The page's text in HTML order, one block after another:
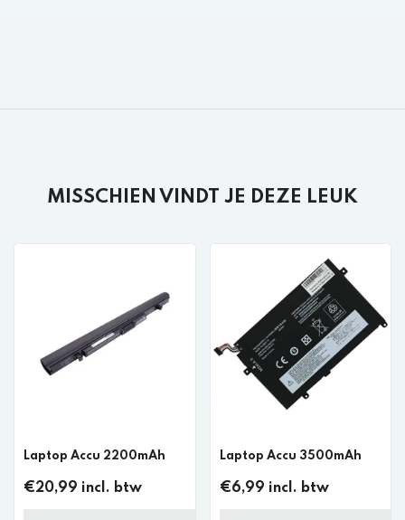
MISSCHIEN VINDT JE DEZE LEUK
Laptop Accu 2200mAh
€20,99 incl. btw
Laptop Accu 3500mAh
€6,99 incl. btw